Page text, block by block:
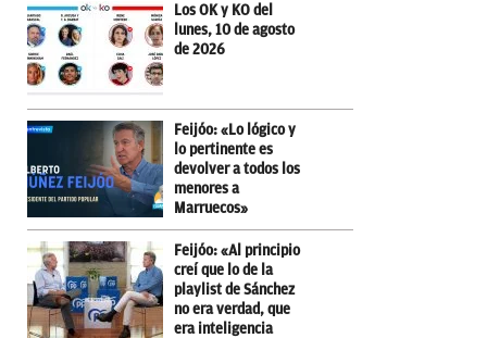
Los OK y KO del
lunes, 10 de agosto
de 2026
Feijóo: «Lo lógico y
lo pertinente es
devolver a todos los
menores a
Marruecos»
Feijóo: «Al principio
creí que lo de la
playlist de Sánchez
no era verdad, que
era inteligencia